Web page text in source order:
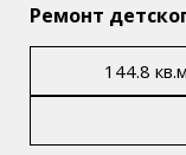
Ремонт
144.8